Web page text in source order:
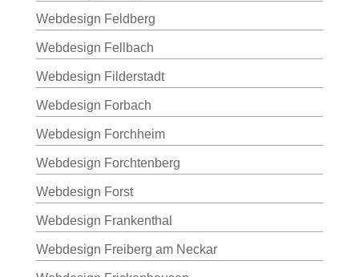
Webdesign Feldberg
Webdesign Fellbach
Webdesign Filderstadt
Webdesign Forbach
Webdesign Forchheim
Webdesign Forchtenberg
Webdesign Forst
Webdesign Frankenthal
Webdesign Freiberg am Neckar